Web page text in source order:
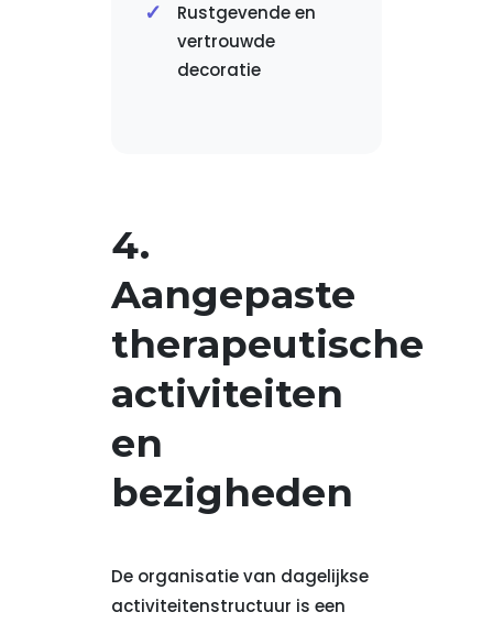
Rustgevende en
vertrouwde
decoratie
4.
Aangepaste
therapeutische
activiteiten
en
bezigheden
De organisatie van dagelijkse
activiteitenstructuur is een